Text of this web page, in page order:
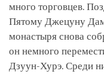
много торговцев.
Пятому Джецуну
монастыря снова
он немного
Дзуун-Хурэ. Среди